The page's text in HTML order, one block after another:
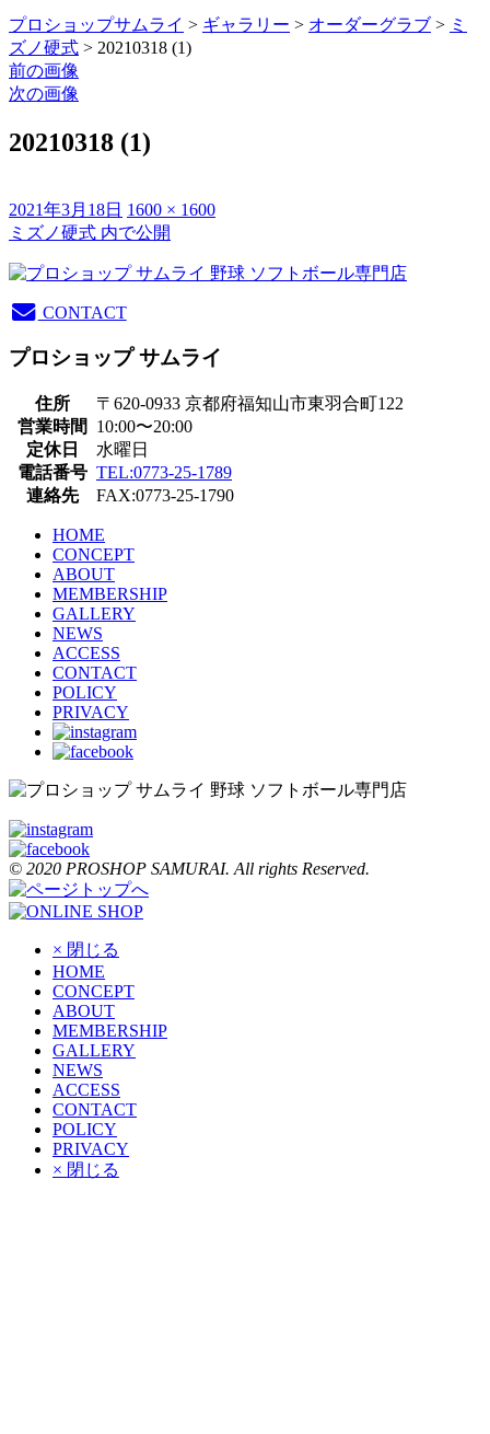
プロショップサムライ > ギャラリー > オーダーグラブ > ミ
ズノ硬式 > 20210318 (1)
前の画像
次の画像
20210318 (1)
投
稿
2021年3月18日 フ
ル
イ
1600 × 1600
投
稿
ナ
ビ
ー
シ
ョ
ミズノ硬式 内で公開
CONTACT
プロショップ サムライ
住所
〒620-0933 京都府福知山市東羽合町122
営業時間
10:00〜20:00
定休日
水曜日
電話番号 TEL:0773-25-1789
連絡先
FAX:0773-25-1790
HOME
CONCEPT
ABOUT
MEMBERSHIP
GALLERY
NEWS
ACCESS
CONTACT
POLICY
PRIVACY
© 2020 PROSHOP SAMURAI. All rights Reserved.
× 閉じる
HOME
CONCEPT
ABOUT
MEMBERSHIP
GALLERY
NEWS
ACCESS
CONTACT
POLICY
PRIVACY
× 閉じる